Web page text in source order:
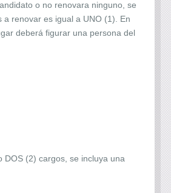
o no renovara ninguno, se
renovar es igual a UNO (1). En
deberá figurar una persona del
DOS (2) cargos, se incluya una